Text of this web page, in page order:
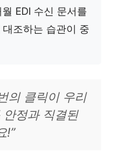
월 EDI 수신 문서를
조하는 습관이 중
의 클릭이 우리
정과 직결된
!”